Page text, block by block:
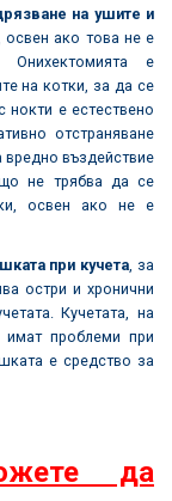
на ушите и
освен ако това не е
е
на котки, за да се
нокти е естествено
отстраняване
въздействие
не трябва да се
освен ако не е
при кучета , за
остри и хронични
Кучетата, на
проблеми при
е средство за
да